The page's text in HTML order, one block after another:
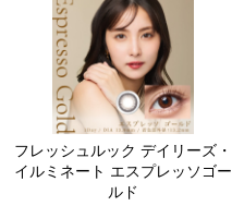
フレッシュルック デイリーズ・
イルミネート エスプレッソゴー
ルド